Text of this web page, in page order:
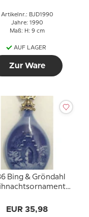
Artikelnr.: BJD1990
Jahre: 1990
Maß: H: 9 cm
AUF LAGER
Zur Ware
Bing & Gröndahl
EUR 35,98